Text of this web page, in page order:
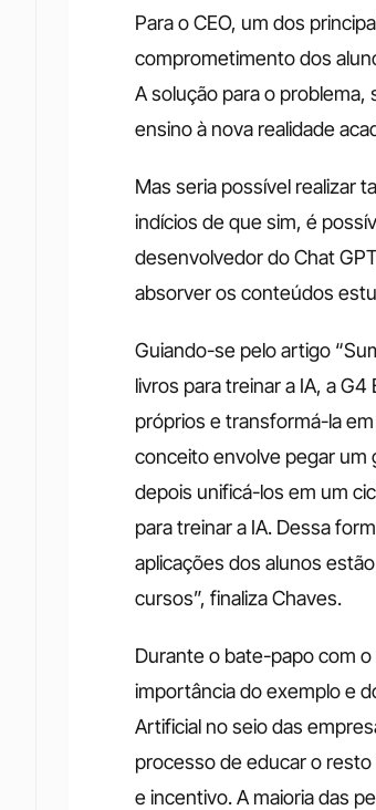
Para o CEO, um dos
comprometimento dos
A solução para o
ensino à nova realidade
Mas seria possível realizar
indícios de que sim, é
desenvolvedor do Chat
absorver os conteúdos
Guiando-se pelo artigo
livros para treinar a IA, a
próprios e transformá-la
conceito envolve pegar um
depois unificá-los em um
para treinar a IA. Dessa
aplicações dos alunos
cursos”, finaliza Chaves.
Durante o bate-papo com
importância do exemplo e
Artificial no seio das
processo de educar o
e incentivo. A maioria das